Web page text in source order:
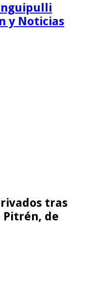
y Noticias
tras
de